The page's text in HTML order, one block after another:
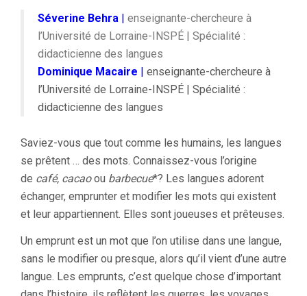
Séverine Behra
enseignante-chercheure à
l’Université de Lorraine-INSPÉ | Spécialité :
didacticienne des langues
Dominique Macaire
enseignante-chercheure à
l’Université de Lorraine-INSPÉ | Spécialité :
didacticienne des langues
Saviez-vous que tout comme les humains, les langues
se prêtent … des mots. Connaissez-vous l’origine
de café, cacaoou barbecue*? Les langues adorent
échanger, emprunter et modifier les mots qui existent
et leur appartiennent. Elles sont joueuses et prêteuses.
Un emprunt est un mot que l’on utilise dans une langue,
sans le modifier ou presque, alors qu’il vient d’une autre
langue. Les emprunts, c’est quelque chose d’important